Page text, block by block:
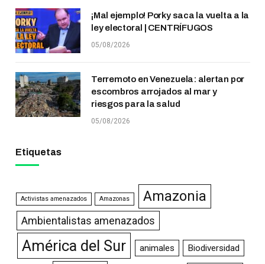
¡Mal ejemplo! Porky saca la vuelta a la
ley electoral | CENTRÍFUGOS
05/08/2026
Terremoto en Venezuela: alertan por
escombros arrojados al mar y
riesgos para la salud
05/08/2026
Etiquetas
Activistas amenazados Amazonas Amazonia
Ambientalistas amenazados
América del Sur animales Biodiversidad